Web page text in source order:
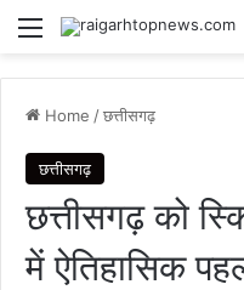
Menu
Home /छत्तीसगढ़
छत्तीसगढ़
छत्तीसगढ़ को
में ऐतिहासिक